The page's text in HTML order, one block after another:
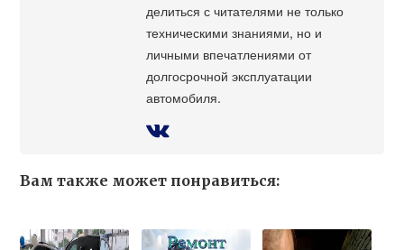
делиться с читателями не только
техническими знаниями, но и
личными впечатлениями от
долгосрочной эксплуатации
автомобиля.
Вам также может понравиться: